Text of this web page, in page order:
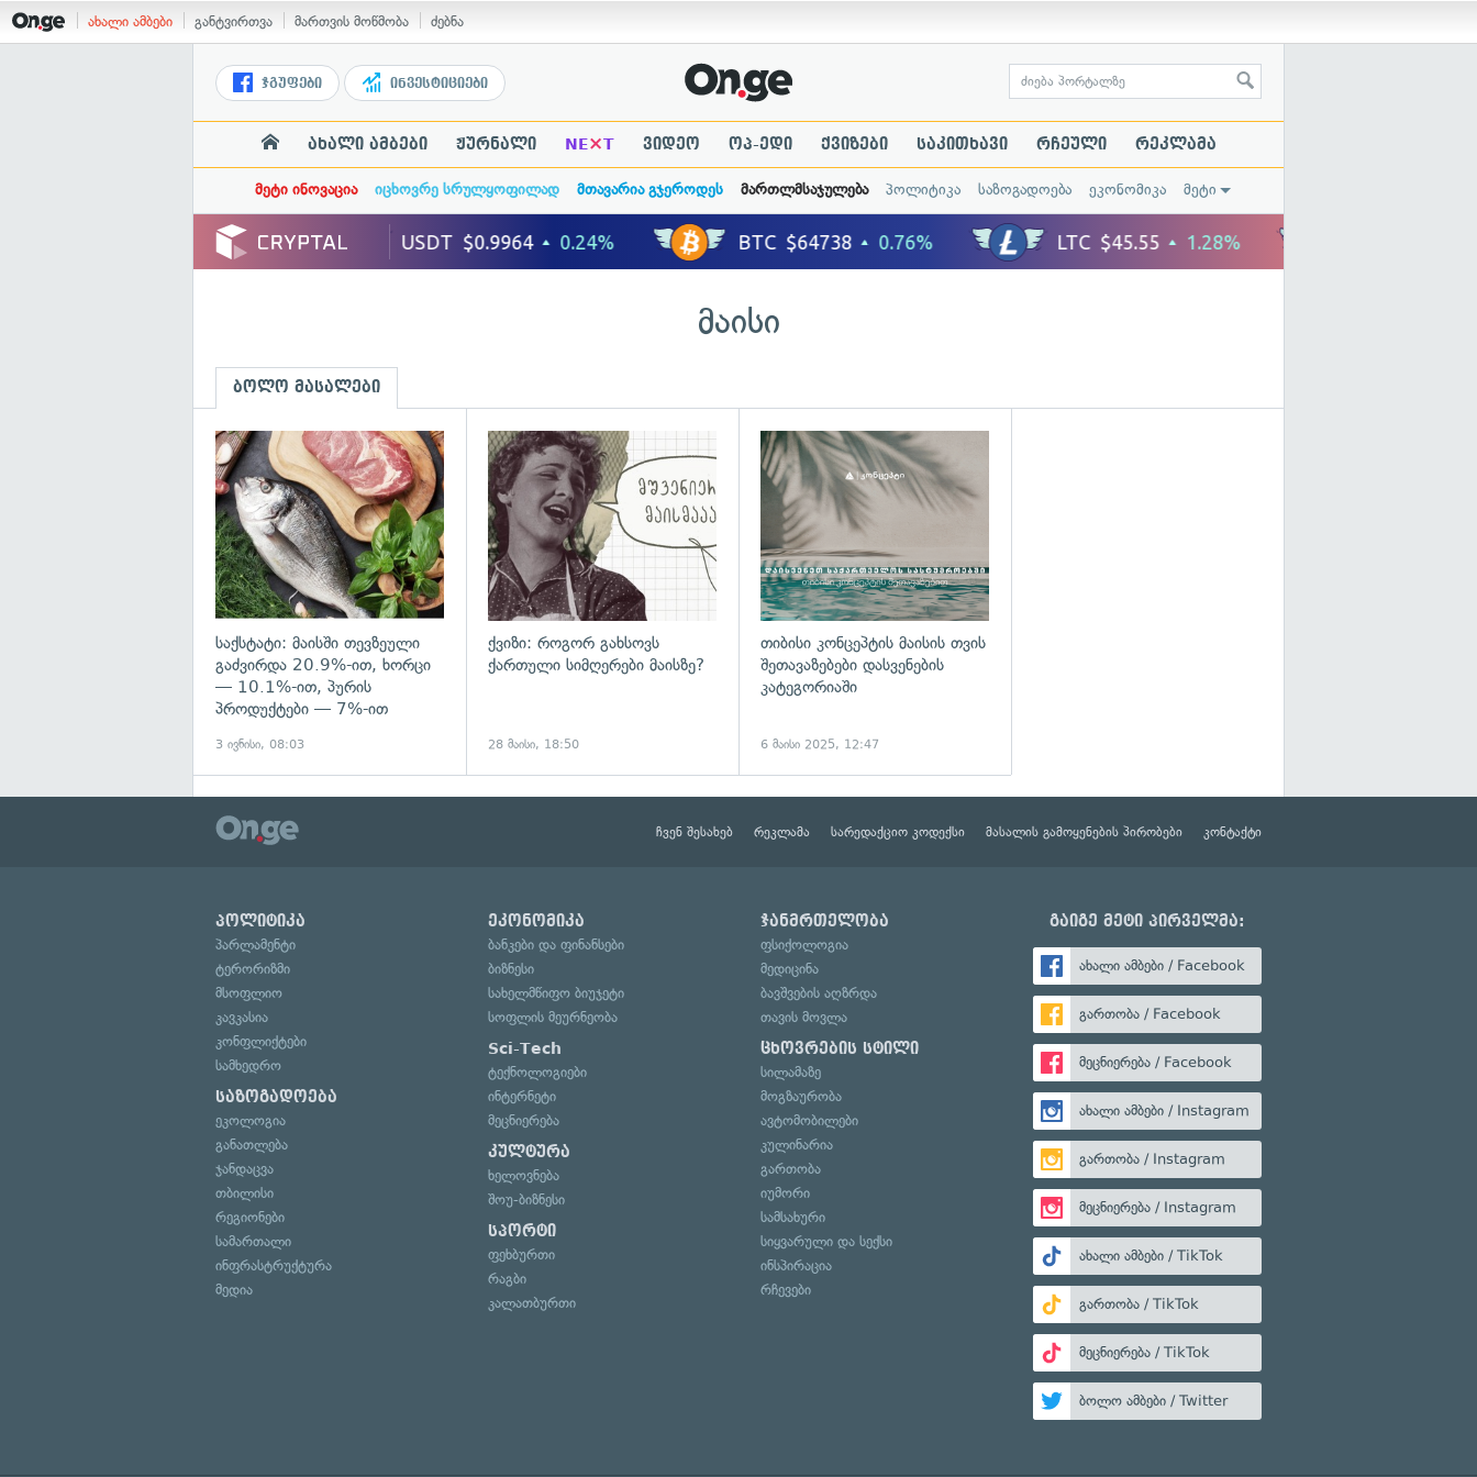
ახალი ამბები განტვირთვა მართვის მოწმობა ძებნა
ჯგუფები ინვესტიციები
ახალი ამბები ჟურნალი NE×T ვიდეო ოპ-ედი ქვიზები საკითხავი რჩეული რეკლამა
მეტი ინოვაცია იცხოვრე სრულყოფილად მთავარია გჯეროდეს მართლმსაჯულება პოლიტიკა საზოგადოება ეკონომიკა მეტი
მაისი
ბოლო მასალები
გადახედვა
საქსტატი: მაისში თევზეული
გაძვირდა 20.9%-ით, ხორცი
— 10.1%-ით, პურის
პროდუქტები — 7%-ით
3 ივნისი, 08:03
ქვიზი: როგორ გახსოვს
ქართული სიმღერები მაისზე?
28 მაისი, 18:50
თიბისი კონცეპტის მაისის თვის
შეთავაზებები დასვენების
კატეგორიაში
6 მაისი 2025, 12:47
ჩვენ შესახებ რეკლამა სარედაქციო კოდექსი მასალის გამოყენების პირობები კონტაქტი
პოლიტიკა
პარლამენტი
ტერორიზმი
მსოფლიო
კავკასია
კონფლიქტები
სამხედრო
საზოგადოება
ეკოლოგია
განათლება
ჯანდაცვა
თბილისი
რეგიონები
სამართალი
ინფრასტრუქტურა
მედია
ეკონომიკა
ბანკები და ფინანსები
ბიზნესი
სახელმწიფო ბიუჯეტი
სოფლის მეურნეობა
Sci-Tech
ტექნოლოგიები
ინტერნეტი
მეცნიერება
კულტურა
ხელოვნება
შოუ-ბიზნესი
სპორტი
ფეხბურთი
რაგბი
კალათბურთი
ჯანმრთელობა
ფსიქოლოგია
მედიცინა
ბავშვების აღზრდა
თავის მოვლა
ცხოვრების სტილი
სილამაზე
მოგზაურობა
ავტომობილები
კულინარია
გართობა
იუმორი
სამსახური
სიყვარული და სექსი
ინსპირაცია
რჩევები
გაიგე მეტი პირველმა:
ახალი ამბები / Facebook
გართობა / Facebook
მეცნიერება / Facebook
ახალი ამბები / Instagram
გართობა / Instagram
მეცნიერება / Instagram
ახალი ამბები / TikTok
გართობა / TikTok
მეცნიერება / TikTok
ბოლო ამბები / Twitter